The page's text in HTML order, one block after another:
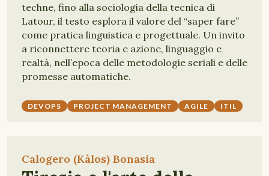
techne, fino alla sociologia della tecnica di
Latour, il testo esplora il valore del “saper fare”
come pratica linguistica e progettuale. Un invito
a riconnettere teoria e azione, linguaggio e
realtà, nell’epoca delle metodologie seriali e delle
promesse automatiche.
DEVOPS PROJECT MANAGEMENT AGILE ITIL
Calogero (Kàlos) Bonasia